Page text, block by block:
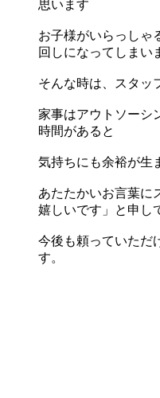
思います
お子様がいらっしゃ
回しになってしまい
そんな時は、スタッ
家事はアウトソーシ
時間があると
気持ちにも余裕が生
あたたかいお言葉に
嬉しいです」と申し
今後も頼っていただ
す。